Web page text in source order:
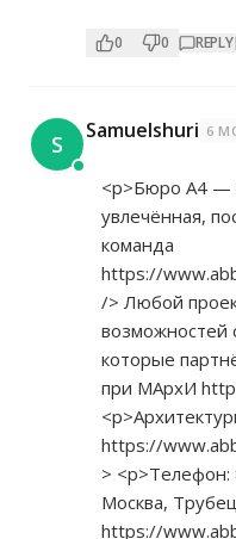
0 0 REPLY
S Samuelshuri 6
<p>Бюро А4 —
увлечённая,
команда
https://
/> Любой
возможностей
которые
при МАрхИ
https://
> <p>Телефон:
Москва,
https://